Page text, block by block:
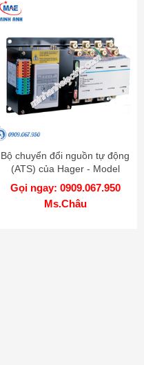
Bộ chuyển đổi nguồn tự động
(ATS) của Hager - Model
HIC403S
Gọi ngay: 0909.067.950
Ms.Châu